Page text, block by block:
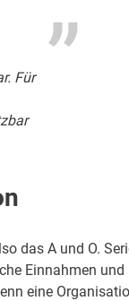
Für
das A und O.
Einnahmen und
eine